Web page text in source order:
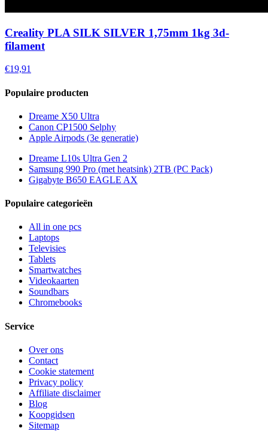
Creality PLA SILK SILVER 1,75mm 1kg 3d-
filament
€19,91
Populaire producten
Dreame X50 Ultra
Canon CP1500 Selphy
Apple Airpods (3e generatie)
Dreame L10s Ultra Gen 2
Samsung 990 Pro (met heatsink) 2TB (PC Pack)
Gigabyte B650 EAGLE AX
Populaire categorieën
All in one pcs
Laptops
Televisies
Tablets
Smartwatches
Videokaarten
Soundbars
Chromebooks
Service
Over ons
Contact
Cookie statement
Privacy policy
Affiliate disclaimer
Blog
Koopgidsen
Sitemap